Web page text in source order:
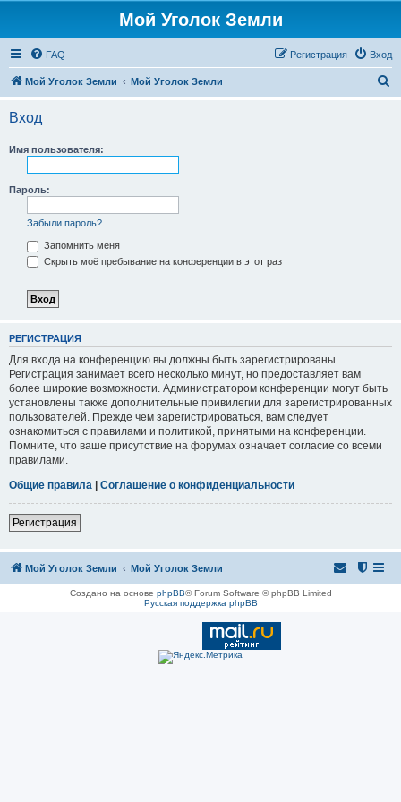
Мой Уголок Земли
FAQ Вход
Регистрация
Мой Уголок Земли Мой Уголок Земли
Вход
Имя пользователя:
Пароль:
Забыли пароль?
Запомнить меня
Скрыть моё пребывание на конференции в этот раз
РЕГИСТРАЦИЯ
Для входа на конференцию вы должны быть зарегистрированы.
Регистрация занимает всего несколько минут, но предоставляет вам
более широкие возможности. Администратором конференции могут быть
установлены также дополнительные привилегии для зарегистрированных
пользователей. Прежде чем зарегистрироваться, вам следует
ознакомиться с правилами и политикой, принятыми на конференции.
Помните, что ваше присутствие на форумах означает согласие со всеми
правилами.
Общие правила | Соглашение о конфиденциальности
Регистрация
Мой Уголок Земли Мой Уголок Земли
Создано на основе phpBB® Forum Software © phpBB Limited
Русская поддержка phpBB